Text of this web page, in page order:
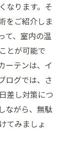
なります。そ
をご紹介しま
て、室内の温
とが可能で
ーテンは、イ
ログでは、さ
差し対策につ
ながら、無駄
てみましょ